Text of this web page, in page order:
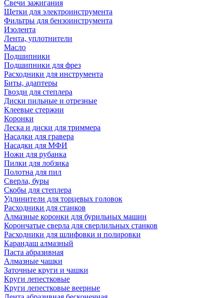
Свечи зажигания
Щетки для электроинструмента
Фильтры для бензоинструмента
Изолента
Лента, уплотнители
Масло
Подшипники
Подшипники для фрез
Расходники для инструмента
Биты, адаптеры
Гвозди для степлера
Диски пильные и отрезные
Клеевые стержни
Коронки
Леска и диски для триммера
Насадки для гравера
Насадки для МФИ
Ножи для рубанка
Пилки для лобзика
Полотна для пил
Сверла, буры
Скобы для степлера
Удлинители для торцевых головок
Расходники для станков
Алмазные коронки для бурильных машин
Корончатые сверла для сверлильных станков
Расходники для шлифовки и полировки
Карандаш алмазный
Паста абразивная
Алмазные чашки
Заточные круги и чашки
Круги лепестковые
Круги лепестковые веерные